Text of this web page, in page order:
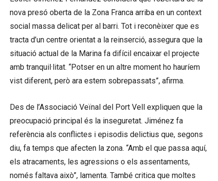
nova presó oberta de la Zona Franca arriba en un context
social massa delicat per al barri. Tot i reconèixer que es
tracta d’un centre orientat a la reinserció, assegura que la
situació actual de la Marina fa difícil encaixar el projecte
amb tranquil·litat. “Potser en un altre moment ho hauríem
vist diferent, però ara estem sobrepassats”, afirma.
Des de l’Associació Veïnal del Port Vell expliquen que la
preocupació principal és la inseguretat. Jiménez fa
referència als conflictes i episodis delictius que, segons
diu, fa temps que afecten la zona. “Amb el que passa aquí,
els atracaments, les agressions o els assentaments,
només faltava això”, lamenta. També critica que moltes